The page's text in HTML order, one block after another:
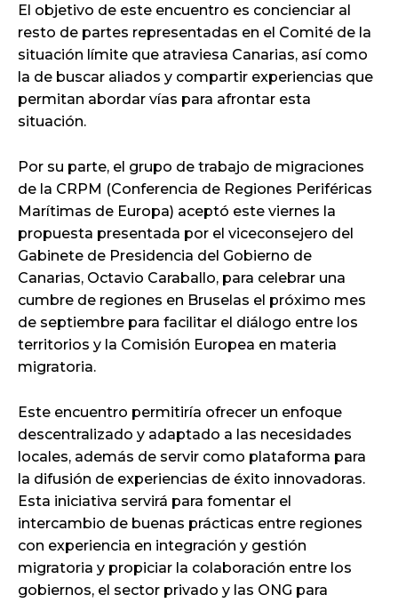
El objetivo de este encuentro es concienciar al
resto de partes representadas en el Comité de la
situación límite que atraviesa Canarias, así como
la de buscar aliados y compartir experiencias que
permitan abordar vías para afrontar esta
situación.
Por su parte, el grupo de trabajo de migraciones
de la CRPM (Conferencia de Regiones Periféricas
Marítimas de Europa) aceptó este viernes la
propuesta presentada por el viceconsejero del
Gabinete de Presidencia del Gobierno de
Canarias, Octavio Caraballo, para celebrar una
cumbre de regiones en Bruselas el próximo mes
de septiembre para facilitar el diálogo entre los
territorios y la Comisión Europea en materia
migratoria.
Este encuentro permitiría ofrecer un enfoque
descentralizado y adaptado a las necesidades
locales, además de servir como plataforma para
la difusión de experiencias de éxito innovadoras.
Esta iniciativa servirá para fomentar el
intercambio de buenas prácticas entre regiones
con experiencia en integración y gestión
migratoria y propiciar la colaboración entre los
gobiernos, el sector privado y las ONG para